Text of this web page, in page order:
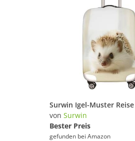
von Surwin
Bester Preis
gefunden bei Amazon